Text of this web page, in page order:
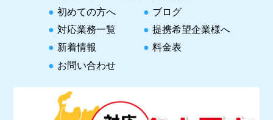
初めての方へ
ブログ
対応業務一覧
提携希望企業様へ
新着情報
料金表
お問い合わせ